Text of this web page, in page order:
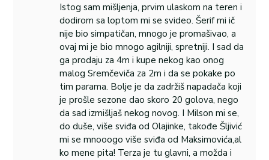
Istog sam mišljenja, prvim ulaskom na teren i
dodirom sa loptom mi se svideo. Šerif mi ič
nije bio simpatičan, mnogo je promašivao, a
ovaj mi je bio mnogo agilniji, spretniji. I sad da
ga prodaju za 4m i kupe nekog kao onog
malog Sremčeviča za 2m i da se pokake po
tim parama. Bolje je da zadržiš napadača koji
je prošle sezone dao skoro 20 golova, nego
da sad izmišljaš nekog novog. I Milson mi se,
do duše, više sviđa od Olajinke, takođe Šljivić
mi se mnooogo više sviđa od Maksimovića,al
ko mene pita! Terza je tu glavni, a možda i